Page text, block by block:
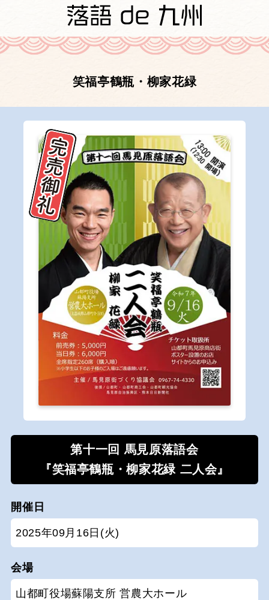
笑福亭鶴瓶・柳家花緑
第十一回 馬見原落語会
『笑福亭鶴瓶・柳家花緑 二人会』
開催日
2025年09月16日(火)
会場
山都町役場蘇陽支所 営農大ホール